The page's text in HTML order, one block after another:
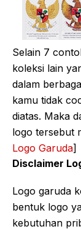
Selain 7
koleksi lain
dalam
kamu tidak
diatas. Maka
logo tersebut
Logo Garuda]
Disclaimer
Logo garuda
bentuk logo
kebutuhan